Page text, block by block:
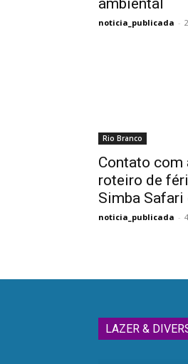
ambiental
noticia_publicada -
Rio Branco
Contato com
roteiro de
Simba
noticia_publicada -
LAZER &